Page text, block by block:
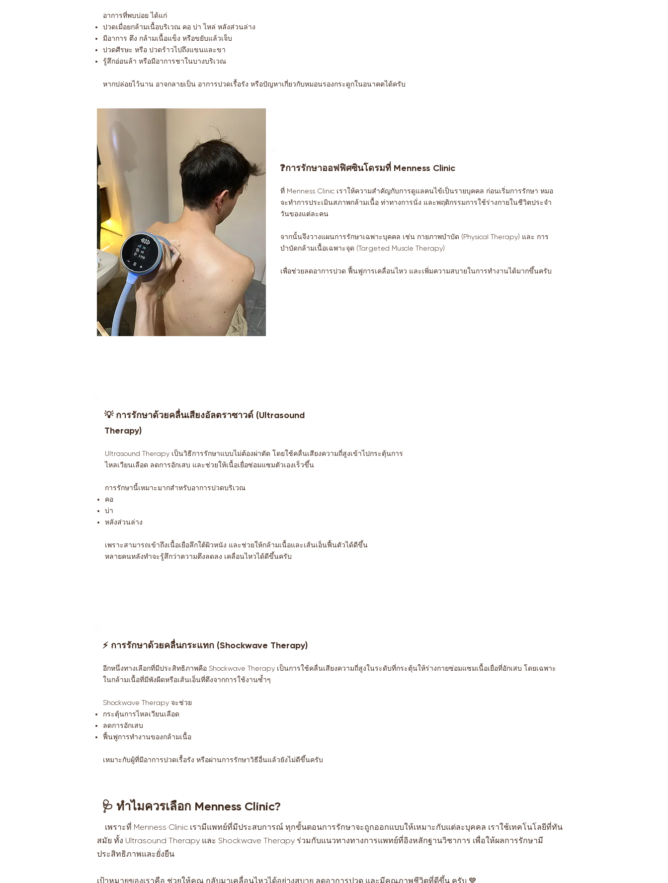
อาการที่พบบ่อย ได้แก่
ปวดเมื่อยกล้ามเนื้อบริเวณ คอ บ่า ไหล่ หลังส่วนล่าง
มีอาการ ตึง กล้ามเนื้อแข็ง หรือขยับแล้วเจ็บ
ปวดศีรษะ หรือ ปวดร้าวไปถึงแขนและขา
รู้สึกอ่อนล้า หรือมีอาการชาในบางบริเวณ
หากปล่อยไว้นาน อาจกลายเป็น อาการปวดเรื้อรัง หรือปัญหาเกี่ยวกับหมอนรองกระดูกในอนาคตได้ครับ
❓การรักษาออฟฟิศซินโดรมที่ Menness Clinic
ที่ Menness Clinic เราให้ความสำคัญกับการดูแลคนไข้เป็นรายบุคคล ก่อนเริ่มการรักษา หมอ
จะทำการประเมินสภาพกล้ามเนื้อ ท่าทางการนั่ง และพฤติกรรมการใช้ร่างกายในชีวิตประจำ
วันของแต่ละคน
จากนั้นจึงวางแผนการรักษาเฉพาะบุคคล เช่น กายภาพบำบัด (Physical Therapy) และ การ
บำบัดกล้ามเนื้อเฉพาะจุด (Targeted Muscle Therapy)
เพื่อช่วยลดอาการปวด ฟื้นฟูการเคลื่อนไหว และเพิ่มความสบายในการทำงานได้มากขึ้นครับ
💡 การรักษาด้วยคลื่นเสียงอัลตราซาวด์ (Ultrasound
Therapy)
Ultrasound Therapy เป็นวิธีการรักษาแบบไม่ต้องผ่าตัด โดยใช้คลื่นเสียงความถี่สูงเข้าไปกระตุ้นการ
ไหลเวียนเลือด ลดการอักเสบ และช่วยให้เนื้อเยื่อซ่อมแซมตัวเองเร็วขึ้น
การรักษานี้เหมาะมากสำหรับอาการปวดบริเวณ
คอ
บ่า
หลังส่วนล่าง
เพราะสามารถเข้าถึงเนื้อเยื่อลึกใต้ผิวหนัง และช่วยให้กล้ามเนื้อและเส้นเอ็นฟื้นตัวได้ดีขึ้น
หลายคนหลังทำจะรู้สึกว่าความตึงลดลง เคลื่อนไหวได้ดีขึ้นครับ
⚡ การรักษาด้วยคลื่นกระแทก (Shockwave Therapy)
อีกหนึ่งทางเลือกที่มีประสิทธิภาพคือ Shockwave Therapy เป็นการใช้คลื่นเสียงความถี่สูงในระดับที่กระตุ้นให้ร่างกายซ่อมแซมเนื้อเยื่อที่อักเสบ โดยเฉพาะ
ในกล้ามเนื้อที่มีพังผืดหรือเส้นเอ็นที่ตึงจากการใช้งานซ้ำๆ
Shockwave Therapy จะช่วย
กระตุ้นการไหลเวียนเลือด
ลดการอักเสบ
ฟื้นฟูการทำงานของกล้ามเนื้อ
เหมาะกับผู้ที่มีอาการปวดเรื้อรัง หรือผ่านการรักษาวิธีอื่นแล้วยังไม่ดีขึ้นครับ
🩺 ทำไมควรเลือก Menness Clinic?
เพราะที่ Menness Clinic เรามีแพทย์ที่มีประสบการณ์ ทุกขั้นตอนการรักษาจะถูกออกแบบให้เหมาะกับแต่ละบุคคล เราใช้เทคโนโลยีที่ทัน
สมัย ทั้ง Ultrasound Therapy และ Shockwave Therapy ร่วมกับแนวทางทางการแพทย์ที่อิงหลักฐานวิชาการ เพื่อให้ผลการรักษามี
ประสิทธิภาพและยั่งยืน
เป้าหมายของเราคือ ช่วยให้คุณ กลับมาเคลื่อนไหวได้อย่างสบาย ลดอาการปวด และมีคุณภาพชีวิตที่ดีขึ้น ครับ 💙